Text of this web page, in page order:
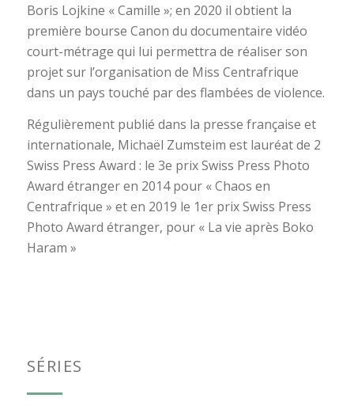
Boris Lojkine « Camille »; en 2020 il obtient la
première bourse Canon du documentaire vidéo
court-métrage qui lui permettra de réaliser son
projet sur l’organisation de Miss Centrafrique
dans un pays touché par des flambées de violence.
Régulièrement publié dans la presse française et
internationale, Michaël Zumsteim est lauréat de 2
Swiss Press Award : le 3e prix Swiss Press Photo
Award étranger en 2014 pour « Chaos en
Centrafrique » et en 2019 le 1er prix Swiss Press
Photo Award étranger, pour « La vie après Boko
Haram »
SÉRIES